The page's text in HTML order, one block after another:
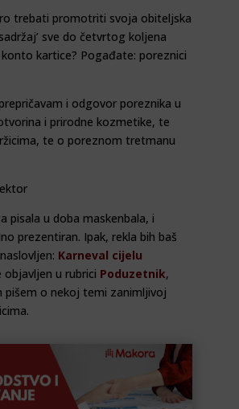
trebati promotriti svoja obiteljska
sve do četvrtog koljena
kartice? Pogađate: poreznici
i odgovor poreznika u
i prirodne kozmetike, te
te o poreznom tretmanu
pisala u doba maskenbala, i
prezentiran. Ipak, rekla bih baš
Karneval cijelu
objavljen u rubrici Poduzetnik,
pišem o nekoj temi zanimljivoj